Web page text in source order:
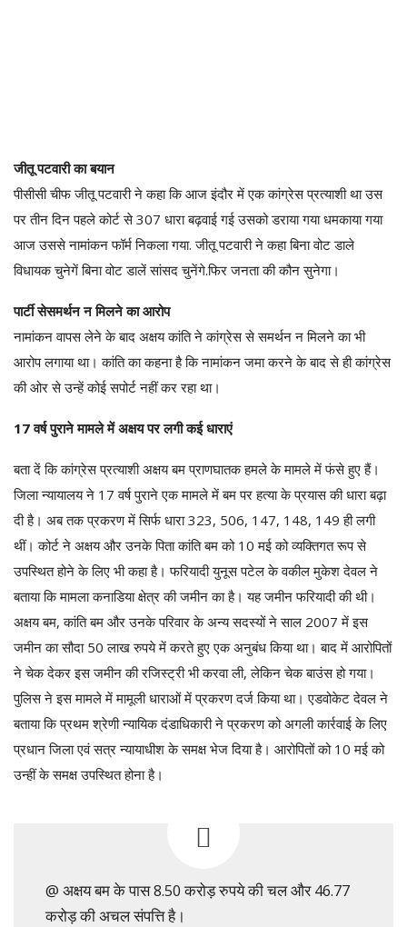
जीतू पटवारी का बयान
पीसीसी चीफ जीतू पटवारी ने कहा कि आज इंदौर में एक कांग्रेस प्रत्याशी था उस
पर तीन दिन पहले कोर्ट से 307 धारा बढ़वाई गई उसको डराया गया धमकाया गया
आज उससे नामांकन फॉर्म निकला गया. जीतू पटवारी ने कहा बिना वोट डाले
विधायक चुनेगें बिना वोट डालें सांसद चुनेंगे.फिर जनता की कौन सुनेगा।
पार्टी सेसमर्थन न मिलने का आरोप
नामांकन वापस लेने के बाद अक्षय कांति ने कांग्रेस से समर्थन न मिलने का भी
आरोप लगाया था। कांति का कहना है कि नामांकन जमा करने के बाद से ही कांग्रेस
की ओर से उन्हें कोई सपोर्ट नहीं कर रहा था।
17 वर्ष पुराने मामले में अक्षय पर लगी कई धाराएं
बता दें कि कांग्रेस प्रत्याशी अक्षय बम प्राणघातक हमले के मामले में फंसे हुए हैं।
जिला न्यायालय ने 17 वर्ष पुराने एक मामले में बम पर हत्या के प्रयास की धारा बढ़ा
दी है। अब तक प्रकरण में सिर्फ धारा 323, 506, 147, 148, 149 ही लगी
थीं। कोर्ट ने अक्षय और उनके पिता कांति बम को 10 मई को व्यक्तिगत रूप से
उपस्थित होने के लिए भी कहा है। फरियादी युनूस पटेल के वकील मुकेश देवल ने
बताया कि मामला कनाडिया क्षेत्र की जमीन का है। यह जमीन फरियादी की थी।
अक्षय बम, कांति बम और उनके परिवार के अन्य सदस्यों ने साल 2007 में इस
जमीन का सौदा 50 लाख रुपये में करते हुए एक अनुबंध किया था। बाद में आरोपितों
ने चेक देकर इस जमीन की रजिस्ट्री भी करवा ली, लेकिन चेक बाउंस हो गया।
पुलिस ने इस मामले में मामूली धाराओं में प्रकरण दर्ज किया था। एडवोकेट देवल ने
बताया कि प्रथम श्रेणी न्यायिक दंडाधिकारी ने प्रकरण को अगली कार्रवाई के लिए
प्रधान जिला एवं सत्र न्यायाधीश के समक्ष भेज दिया है। आरोपितों को 10 मई को
उन्हीं के समक्ष उपस्थित होना है।
@ अक्षय बम के पास 8.50 करोड़ रुपये की चल और 46.77
करोड़ की अचल संपत्ति है।